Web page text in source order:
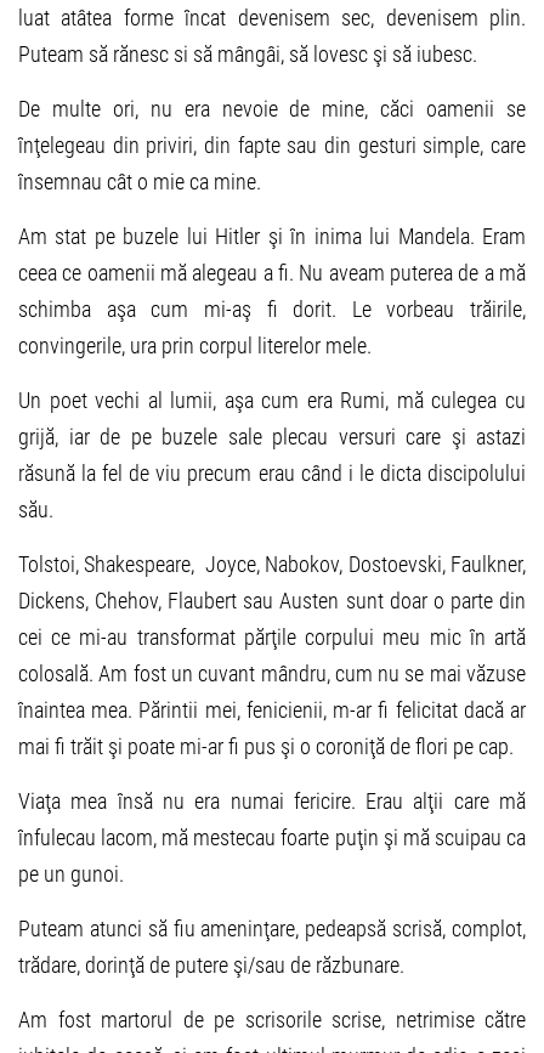
luat atâtea forme încat devenisem sec, devenisem plin.
Puteam să rănesc si să mângâi, să lovesc şi să iubesc.
De multe ori, nu era nevoie de mine, căci oamenii se
înţelegeau din priviri, din fapte sau din gesturi simple, care
însemnau cât o mie ca mine.
Am stat pe buzele lui Hitler şi în inima lui Mandela. Eram
ceea ce oamenii mă alegeau a fi. Nu aveam puterea de a mă
schimba aşa cum mi-aş fi dorit. Le vorbeau trăirile,
convingerile, ura prin corpul literelor mele.
Un poet vechi al lumii, aşa cum era Rumi, mă culegea cu
grijă, iar de pe buzele sale plecau versuri care şi astazi
răsună la fel de viu precum erau când i le dicta discipolului
său.
Tolstoi, Shakespeare, Joyce, Nabokov, Dostoevski, Faulkner,
Dickens, Chehov, Flaubert sau Austen sunt doar o parte din
cei ce mi-au transformat părţile corpului meu mic în artă
colosală. Am fost un cuvant mândru, cum nu se mai văzuse
înaintea mea. Părintii mei, fenicienii, m-ar fi felicitat dacă ar
mai fi trăit şi poate mi-ar fi pus şi o coroniţă de flori pe cap.
Viaţa mea însă nu era numai fericire. Erau alţii care mă
înfulecau lacom, mă mestecau foarte puţin şi mă scuipau ca
pe un gunoi.
Puteam atunci să fiu ameninţare, pedeapsă scrisă, complot,
trădare, dorinţă de putere şi/sau de răzbunare.
Am fost martorul de pe scrisorile scrise, netrimise către